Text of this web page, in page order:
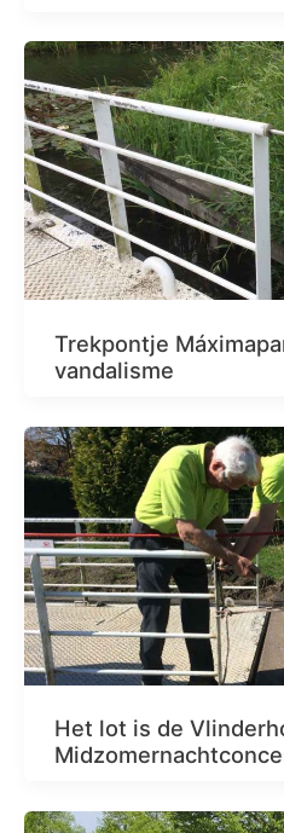
Trekpontje
vandalisme
Het lot is de